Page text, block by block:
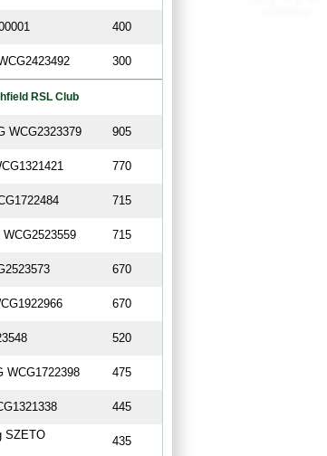
400
300
RSL Club
WCG2323379 905
770
715
715
670
670
520
WCG1722398 475
445
SZETO
435